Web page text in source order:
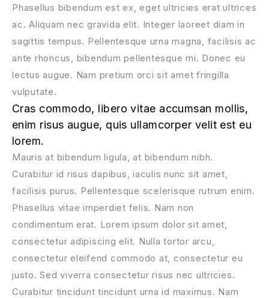
Phasellus bibendum est ex, eget ultricies erat ultrices
ac. Aliquam nec gravida elit. Integer laoreet diam in
sagittis tempus. Pellentesque urna magna, facilisis ac
ante rhoncus, bibendum pellentesque mi. Donec eu
lectus augue. Nam pretium orci sit amet fringilla
vulputate.
Cras commodo, libero vitae accumsan mollis,
enim risus augue, quis ullamcorper velit est eu
lorem.
Mauris at bibendum ligula, at bibendum nibh.
Curabitur id risus dapibus, iaculis nunc sit amet,
facilisis purus. Pellentesque scelerisque rutrum enim.
Phasellus vitae imperdiet felis. Nam non
condimentum erat. Lorem ipsum dolor sit amet,
consectetur adipiscing elit. Nulla tortor arcu,
consectetur eleifend commodo at, consectetur eu
justo. Sed viverra consectetur risus nec ultricies.
Curabitur tincidunt tincidunt urna id maximus. Nam